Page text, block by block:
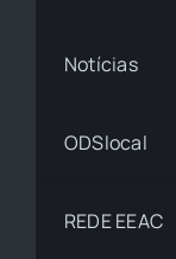
Notícias
ODSlocal
REDE EEAC